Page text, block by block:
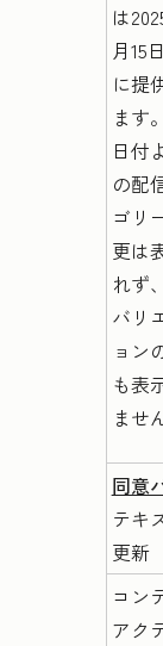
は
月15
に提
ます
日付
の配
ゴリ
更は
れず
バリ
ョン
も表
ませ
同意
テキ
更新
コン
アク